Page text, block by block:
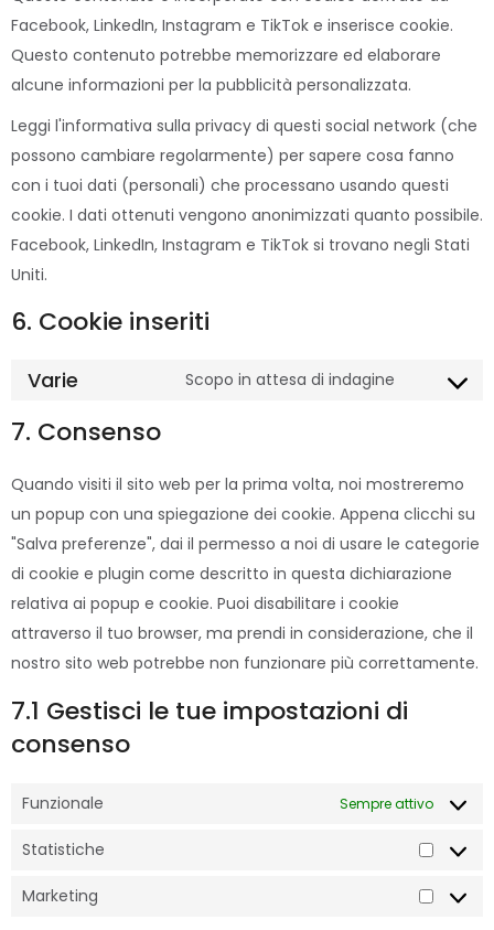
Facebook, LinkedIn, Instagram e TikTok e inserisce cookie.
Questo contenuto potrebbe memorizzare ed elaborare
alcune informazioni per la pubblicità personalizzata.
Leggi l'informativa sulla privacy di questi social network (che
possono cambiare regolarmente) per sapere cosa fanno
con i tuoi dati (personali) che processano usando questi
cookie. I dati ottenuti vengono anonimizzati quanto possibile.
Facebook, LinkedIn, Instagram e TikTok si trovano negli Stati
Uniti.
6. Cookie inseriti
Varie Scopo in attesa di indagine
7. Consenso
Quando visiti il sito web per la prima volta, noi mostreremo
un popup con una spiegazione dei cookie. Appena clicchi su
"Salva preferenze", dai il permesso a noi di usare le categorie
di cookie e plugin come descritto in questa dichiarazione
relativa ai popup e cookie. Puoi disabilitare i cookie
attraverso il tuo browser, ma prendi in considerazione, che il
nostro sito web potrebbe non funzionare più correttamente.
7.1 Gestisci le tue impostazioni di
consenso
Funzionale Sempre attivo
Statistiche
Marketing